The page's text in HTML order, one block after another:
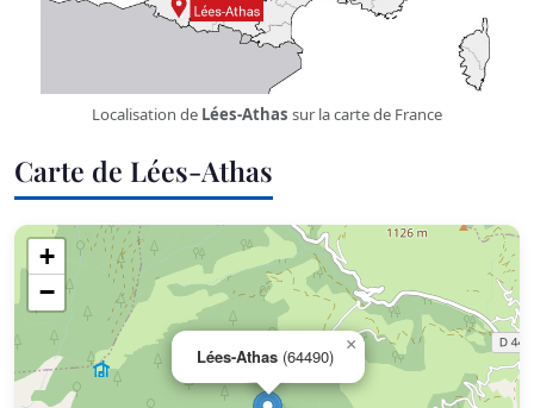
Localisation de Lées-Athas sur la carte de France
Carte de Lées-Athas
Lées-Athas (64490)
×
+
−